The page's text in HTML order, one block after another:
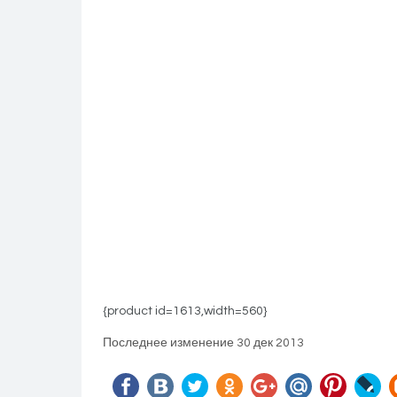
{product id=1613,width=560}
Последнее изменение 30 дек 2013